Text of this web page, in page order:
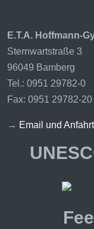
E.T.A. Hoffmann-
Sternwartstraße 3
96049 Bamberg
Tel.: 0951 29782-0
Fax: 0951 29782-20
→ Email und Anfahrt